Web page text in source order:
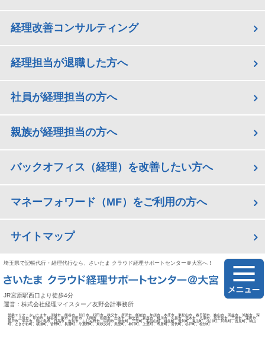
経理改善コンサルティング
経理担当が退職した方へ
社員が経理担当の方へ
親族が経理担当の方へ
バックオフィス（経理）を改善したい方へ
マネーフォワード（MF）をご利用の方へ
サイトマップ
埼玉県で記帳代行・経理代行なら、さいたま クラウド経理サポートセンター＠大宮へ！
JR宮原駅西口より徒歩4分
運営：株式会社経理マイスター／友野会計事務所
営業エリア：さいたま市、川越市、熊谷市、川口市、行田市、秩父市、所沢市、飯能市、加須市、本庄市、東松山市、春日部市、狭山市、羽生市、鴻巣市、深
谷市、上尾市、草加市、越谷市、蕨市、戸田市、入間市、朝霞市、志木市、和光市、新座市、桶川市、久喜市、北本市、八潮市、富士見市、三郷市、蓮田市、
坂戸市、幸手市、鶴ヶ島市、日高市、吉川市、ふじみ野市、白岡市、伊奈町、三芳町、毛呂山町、越生町、滑川町、嵐山町、小川町、川島町、吉見町、鳩山
町、ときがわ町、横瀬町、皆野町、長瀞町、小鹿野町、東秩父村、美里町、神川町、上里町、寄居町、宮代町、杉戸町、松伏町